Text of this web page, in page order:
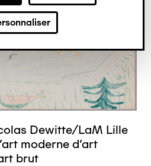
Dewitte/LaM Lille
moderne d’art
brut